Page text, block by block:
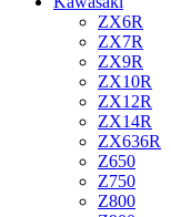
ZX6R
ZX7R
ZX9R
ZX10R
ZX12R
ZX14R
ZX636R
Z650
Z750
Z800